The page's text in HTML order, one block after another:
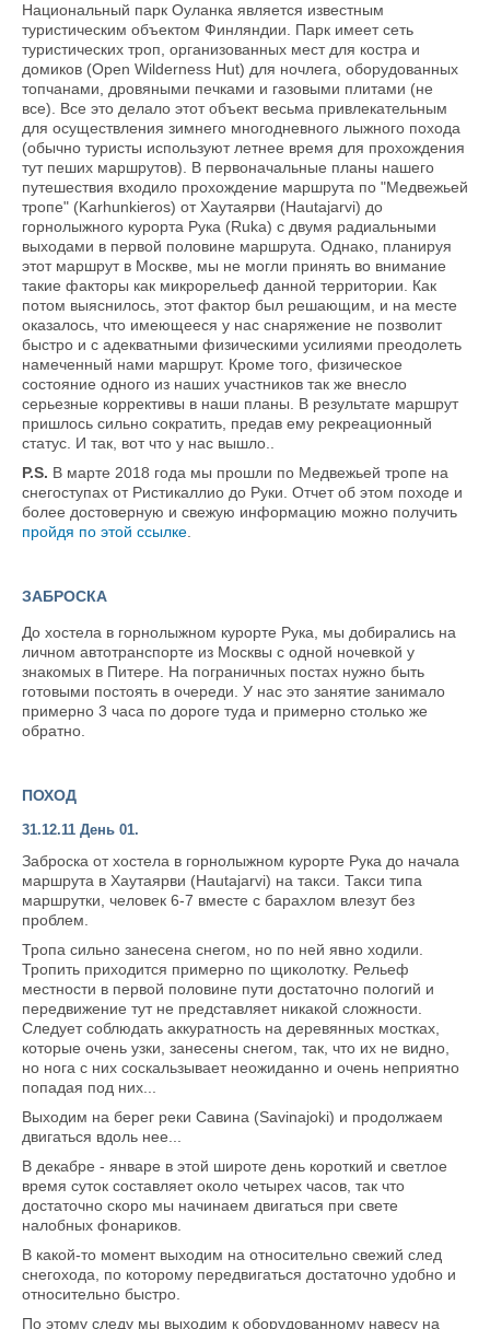
Национальный парк Оуланка является известным
туристическим объектом Финляндии. Парк имеет сеть
туристических троп, организованных мест для костра и
домиков (Open Wilderness Hut) для ночлега, оборудованных
топчанами, дровяными печками и газовыми плитами (не
все). Все это делало этот объект весьма привлекательным
для осуществления зимнего многодневного лыжного похода
(обычно туристы используют летнее время для прохождения
тут пеших маршрутов). В первоначальные планы нашего
путешествия входило прохождение маршрута по "Медвежьей
тропе" (Karhunkieros) от Хаутаярви (Hautajarvi) до
горнолыжного курорта Рука (Ruka) с двумя радиальными
выходами в первой половине маршрута. Однако, планируя
этот маршрут в Москве, мы не могли принять во внимание
такие факторы как микрорельеф данной территории. Как
потом выяснилось, этот фактор был решающим, и на месте
оказалось, что имеющееся у нас снаряжение не позволит
быстро и с адекватными физическими усилиями преодолеть
намеченный нами маршрут. Кроме того, физическое
состояние одного из наших участников так же внесло
серьезные коррективы в наши планы. В результате маршрут
пришлось сильно сократить, предав ему рекреационный
статус. И так, вот что у нас вышло..
P.S. В марте 2018 года мы прошли по Медвежьей тропе на
снегоступах от Ристикаллио до Руки. Отчет об этом походе и
более достоверную и свежую информацию можно получить
пройдя по этой ссылке.
ЗАБРОСКА
До хостела в горнолыжном курорте Рука, мы добирались на
личном автотранспорте из Москвы с одной ночевкой у
знакомых в Питере. На пограничных постах нужно быть
готовыми постоять в очереди. У нас это занятие занимало
примерно 3 часа по дороге туда и примерно столько же
обратно.
ПОХОД
31.12.11 День 01.
Заброска от хостела в горнолыжном курорте Рука до начала
маршрута в Хаутаярви (Hautajarvi) на такси. Такси типа
маршрутки, человек 6-7 вместе с барахлом влезут без
проблем.
Тропа сильно занесена снегом, но по ней явно ходили.
Тропить приходится примерно по щиколотку. Рельеф
местности в первой половине пути достаточно пологий и
передвижение тут не представляет никакой сложности.
Следует соблюдать аккуратность на деревянных мостках,
которые очень узки, занесены снегом, так, что их не видно,
но нога с них соскальзывает неожиданно и очень неприятно
попадая под них...
Выходим на берег реки Савина (Savinajoki) и продолжаем
двигаться вдоль нее...
В декабре - январе в этой широте день короткий и светлое
время суток составляет около четырех часов, так что
достаточно скоро мы начинаем двигаться при свете
налобных фонариков.
В какой-то момент выходим на относительно свежий след
снегохода, по которому передвигаться достаточно удобно и
относительно быстро.
По этому следу мы выходим к оборудованному навесу на